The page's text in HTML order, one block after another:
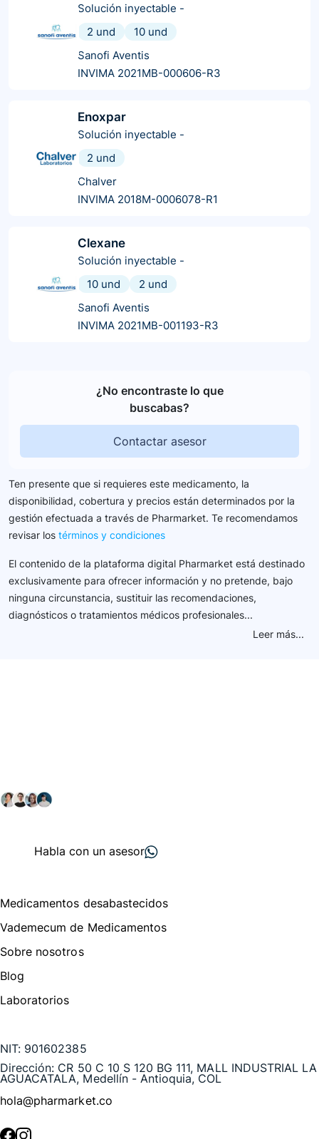
Solución inyectable -
2 und
10 und
Sanofi Aventis
INVIMA 2021MB-000606-R3
Enoxpar
Solución inyectable -
2 und
Chalver
INVIMA 2018M-0006078-R1
Clexane
Solución inyectable -
10 und
2 und
Sanofi Aventis
INVIMA 2021MB-001193-R3
¿No encontraste lo que
buscabas?
Contactar asesor
Ten presente que si requieres este medicamento, la
disponibilidad, cobertura y precios están determinados por la
gestión efectuada a través de Pharmarket. Te recomendamos
revisar los términos y condiciones
El contenido de la plataforma digital Pharmarket está destinado
exclusivamente para ofrecer información y no pretende, bajo
ninguna circunstancia, sustituir las recomendaciones,
diagnósticos o tratamientos médicos profesionales...
Leer más...
Habla con un asesor
Medicamentos desabastecidos
Vademecum de Medicamentos
Sobre nosotros
Blog
Laboratorios
NIT: 901602385
Dirección: CR 50 C 10 S 120 BG 111, MALL INDUSTRIAL LA
AGUACATALA, Medellín - Antioquia, COL
hola@pharmarket.co